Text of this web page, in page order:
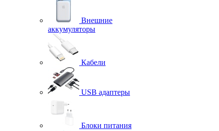
Внешние
аккумуляторы
Кабели
USB адаптеры
Блоки питания